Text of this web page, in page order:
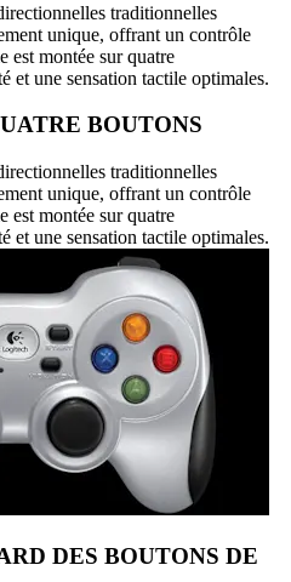
traditionnelles
unique, offrant un contrôle
est montée sur quatre
et une sensation tactile optimales.
BOUTONS
traditionnelles
unique, offrant un contrôle
est montée sur quatre
et une sensation tactile optimales.
DES BOUTONS DE